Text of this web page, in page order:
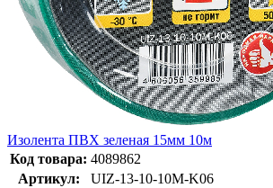
Изолента ПВХ зеленая 15мм 10м
Код товара: 4089862
Артикул:
UIZ-13-10-10M-K06